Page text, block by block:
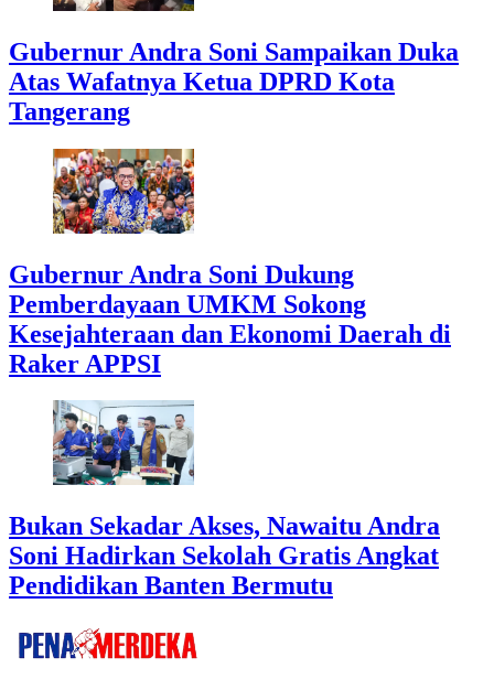
Gubernur Andra Soni Sampaikan Duka
Atas Wafatnya Ketua DPRD Kota
Tangerang
Gubernur Andra Soni Dukung
Pemberdayaan UMKM Sokong
Kesejahteraan dan Ekonomi Daerah di
Raker APPSI
Bukan Sekadar Akses, Nawaitu Andra
Soni Hadirkan Sekolah Gratis Angkat
Pendidikan Banten Bermutu